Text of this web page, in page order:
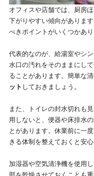
オフィスや店舗では、厨房
下がりやすい傾向がありま
べきポイントがいくつかあり
代表的なのが、給湯室やシ
水口の汚れをそのままにし
ることがあります。簡単な
ット しておきましょう。
また、トイレの封水切れも
用しないと、便器や床排水
とがあります。休業前に一
きる体制を整えておくと安心
加湿器や空気清浄機を使用